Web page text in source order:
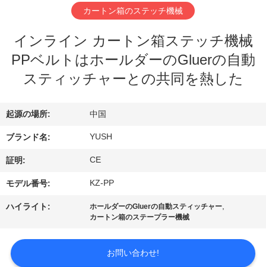
私
達
つ
い
て
工
旅
カートン箱のステッチ機械
インライン カートン箱ステッチ機械
PPベルトはホールダーのGluerの自動
スティッチャーとの共同を熱した
起源の場所: 中国
ブランド名: YUSH
証明: CE
モデル番号: KZ-PP
ハイライト: ホールダーのGluerの自動スティッチャー,
カートン箱のステープラー機械
お問い合わせ!